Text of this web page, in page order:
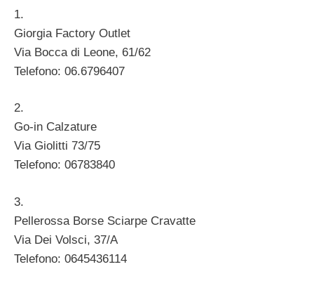
1.
Giorgia Factory Outlet
Via Bocca di Leone, 61/62
Telefono: 06.6796407
2.
Go-in Calzature
Via Giolitti 73/75
Telefono: 06783840
3.
Pellerossa Borse Sciarpe Cravatte
Via Dei Volsci, 37/A
Telefono: 0645436114